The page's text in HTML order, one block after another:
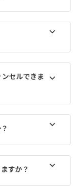
セルできま
すか？